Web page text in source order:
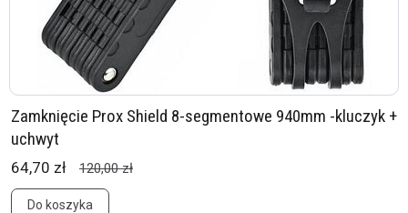
Zamknięcie Prox Shield 8-segmentowe 940mm -kluczyk +
uchwyt
64,70 zł 120,00 zł
Do koszyka